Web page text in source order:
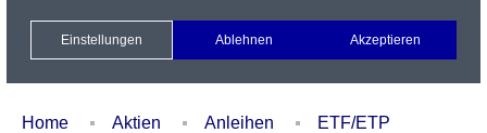
Xetra Realtime
Watchlist Portfolio Login
Home Aktien Anleihen
ETF/ETP
Einstellungen Ablehnen Akzeptieren